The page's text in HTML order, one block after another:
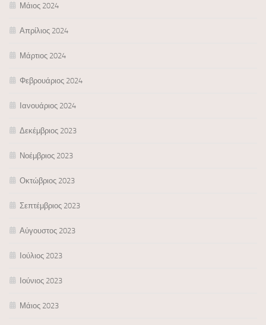
Μάιος 2024
Απρίλιος 2024
Μάρτιος 2024
Φεβρουάριος 2024
Ιανουάριος 2024
Δεκέμβριος 2023
Νοέμβριος 2023
Οκτώβριος 2023
Σεπτέμβριος 2023
Αύγουστος 2023
Ιούλιος 2023
Ιούνιος 2023
Μάιος 2023